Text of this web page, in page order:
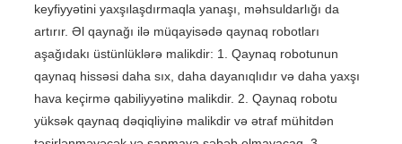
keyfiyyətini yaxşılaşdırmaqla yanaşı, məhsuldarlığı da
artırır. Əl qaynağı ilə müqayisədə qaynaq robotları
aşağıdakı üstünlüklərə malikdir: 1. Qaynaq robotunun
qaynaq hissəsi daha sıx, daha dayanıqlıdır və daha yaxşı
hava keçirmə qabiliyyətinə malikdir. 2. Qaynaq robotu
yüksək qaynaq dəqiqliyinə malikdir və ətraf mühitdən